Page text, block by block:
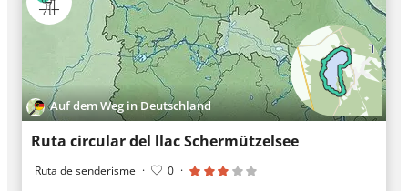
Auf dem Weg in Deutschland
Ruta circular del llac Schermützelsee
Ruta de senderisme · 0 ·